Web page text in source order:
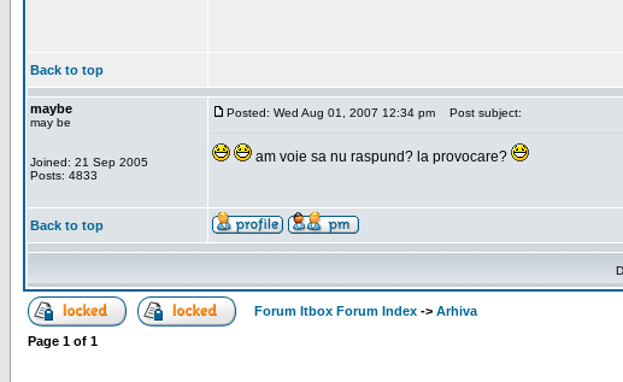
Back to top
maybe
may be
Joined: 21 Sep 2005
Posts: 4833
Posted: Wed Aug 01, 2007 12:34 pm Post subject:
am voie sa nu raspund? la provocare?
Back to top
Forum Itbox Forum Index -> Arhiva
Page 1 of 1